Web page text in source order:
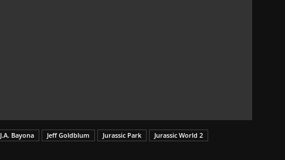
J.A. Bayona Jeff Goldblum Jurassic Park
Jurassic World 2